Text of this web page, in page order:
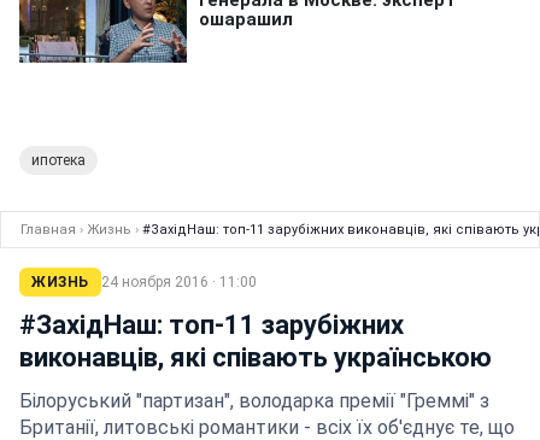
ипотека
Главная › Жизнь › #ЗахідНаш: топ-11 зарубіжних виконавців, які співають
ЖИЗНЬ 24 ноября 2016 · 11:00
#ЗахідНаш: топ-11 зарубіжних
виконавців, які співають українською
Білоруський "партизан", володарка премії "Греммі" з
Британії, литовські романтики - всіх їх об'єднує те, що